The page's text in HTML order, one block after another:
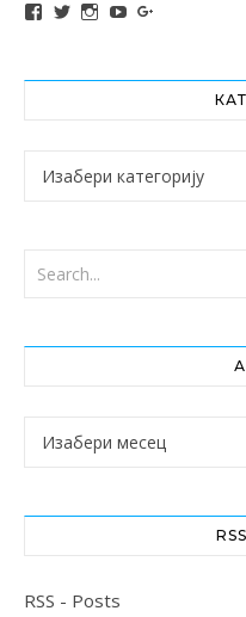
View altochef’s profile on
View jovancica73’s
ViewView
Категорије
Архиве
RSS - Posts